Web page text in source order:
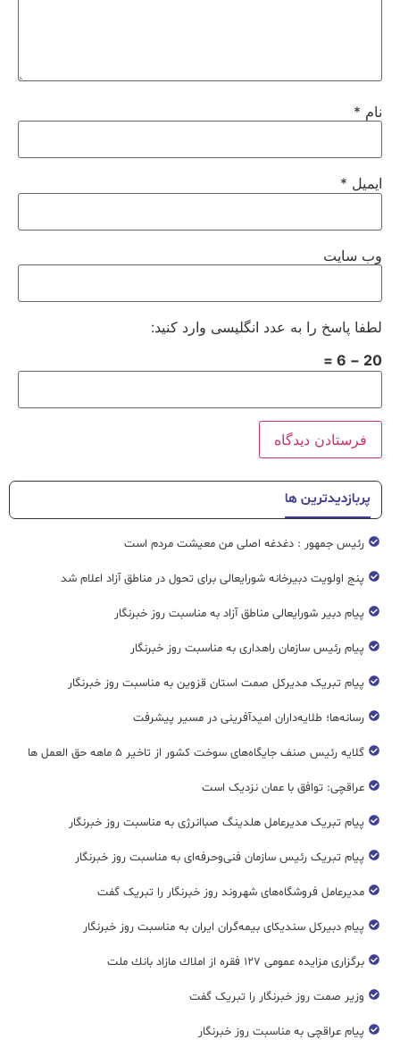
نام *
ایمیل *
وب‌ سایت
لطفا پاسخ را به عدد انگلیسی وارد کنید:
20 − 6 =
پربازدیدترین ها
رئیس جمهور : دغدغه اصلی من معیشت مردم است
پنج اولویت دبیرخانه شورایعالی برای تحول در مناطق آزاد اعلام شد
پیام دبیر شورایعالی مناطق آزاد به مناسبت روز خبرنگار
پیام رئیس سازمان راهداری به مناسبت روز خبرنگار
پیام تبریک مدیرکل صمت استان قزوین به مناسبت روز خبرنگار
رسانه‌ها؛ طلایه‌داران امیدآفرینی در مسیر پیشرفت
گلایه رئیس صنف جایگاه‌های سوخت کشور از تاخیر ۵ ماهه حق العمل ها
عراقچی: توافق با عمان نزدیک است
پیام تبریک مدیرعامل هلدینگ صباانرژی به مناسبت روز خبرنگار
پیام تبریک رئیس سازمان فنی‌و‌حرفه‌ای به مناسبت روز خبرنگار
مدیرعامل فروشگاه‌های شهروند روز خبرنگار را تبریک گفت
پیام دبیرکل سندیکای بیمه‌گران ایران به مناسبت روز خبرنگار
برگزاری مزایده عمومی ۱۲۷ فقره از املاك مازاد بانك ملت
وزیر صمت روز خبرنگار را تبریک گفت
پیام عراقچی به مناسبت روز خبرنگار